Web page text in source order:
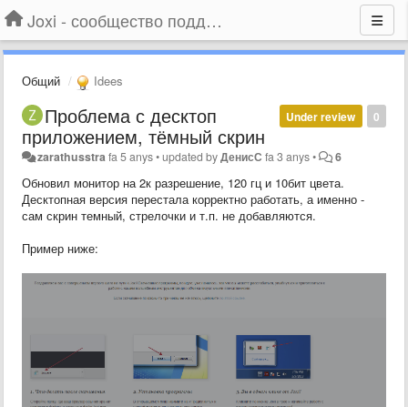
Joxi - сообщество поддержки
Общий Idees
0
Under review
Проблема с десктоп
приложением, тёмный скрин
zarathusstra fa 5 anys•updated byДенисС fa 3 anys• 6
Обновил монитор на 2к разрешение, 120 гц и 10бит цвета.
Десктопная версия перестала корректно работать, а именно -
сам скрин темный, стрелочки и т.п. не добавляются.
Пример ниже: